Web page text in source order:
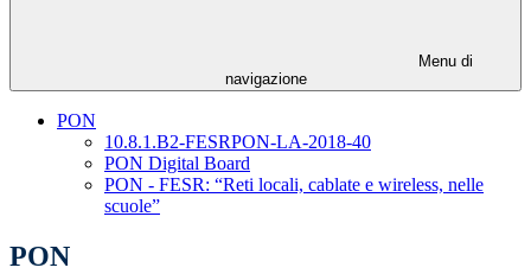
Menu di
navigazione
PON
10.8.1.B2-FESRPON-LA-2018-40
PON Digital Board
PON - FESR: “Reti locali, cablate e wireless, nelle
scuole”
PON